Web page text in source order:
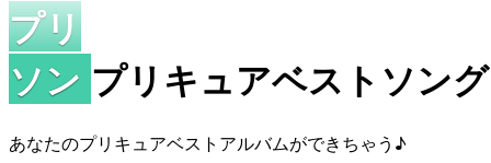
プリ
ソン プリキュアベストソン
あなたのプリキュアベストアルバムができちゃう♪